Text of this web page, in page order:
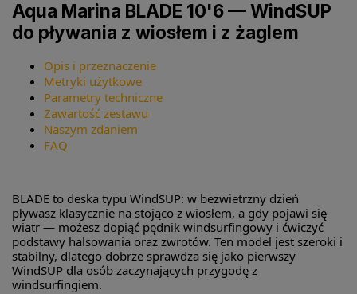
Aqua Marina BLADE 10'6 — WindSUP
do pływania z wiosłem i z żaglem
Opis i przeznaczenie
Metryki użytkowe
Parametry techniczne
Zawartość zestawu
Naszym zdaniem
FAQ
BLADE to deska typu WindSUP: w bezwietrzny dzień
pływasz klasycznie na stojąco z wiosłem, a gdy pojawi się
wiatr — możesz dopiąć pędnik windsurfingowy i ćwiczyć
podstawy halsowania oraz zwrotów. Ten model jest szeroki i
stabilny, dlatego dobrze sprawdza się jako pierwszy
WindSUP dla osób zaczynających przygodę z
windsurfingiem.